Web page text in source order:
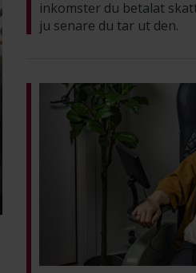
inkomster du betalat
ju senare du tar ut den.